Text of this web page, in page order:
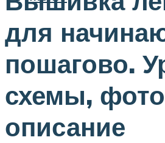
для
пошагово.
схемы,
описание